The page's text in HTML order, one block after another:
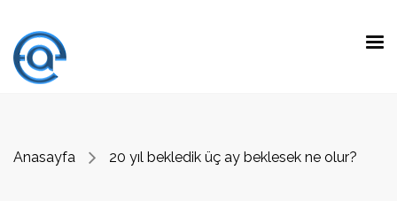
Anasayfa 20 yıl bekledik üç ay beklesek ne olur?